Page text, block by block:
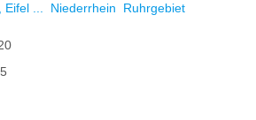
... Niederrhein Ruhrgebiet